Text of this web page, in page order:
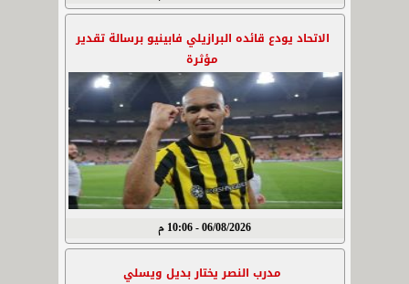
الاتحاد يودع قائده البرازيلي فابينيو برسالة تقدير
مؤثرة
06/08/2026 - 10:06 م
مدرب النصر يختار بديل ويسلي